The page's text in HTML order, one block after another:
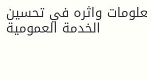
واثره في تحسين
الخدمة العمومية